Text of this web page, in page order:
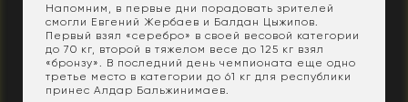
Напомним, в первые дни порадовать зрителей
смогли Евгений Жербаев и Балдан Цыжипов.
Первый взял «серебро» в своей весовой категории
до 70 кг, второй в тяжелом весе до 125 кг взял
«бронзу». В последний день чемпионата еще одно
третье место в категории до 61 кг для республики
принес Алдар Бальжинимаев.